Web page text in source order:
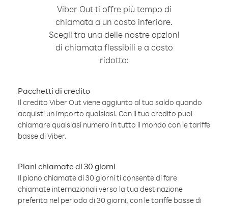
Viber Out ti offre più tempo di
chiamata a un costo inferiore.
Scegli tra una delle nostre opzioni
di chiamata flessibili e a costo
ridotto:
Pacchetti di credito
Il credito Viber Out viene aggiunto al tuo saldo quando
acquisti un importo qualsiasi. Con il tuo credito puoi
chiamare qualsiasi numero in tutto il mondo con le tariffe
basse di Viber.
Piani chiamate di 30 giorni
Il piano chiamate di 30 giorni ti consente di fare
chiamate internazionali verso la tua destinazione
preferita nel periodo di 30 giorni, con le tariffe basse di